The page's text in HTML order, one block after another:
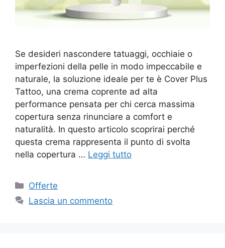
Se desideri nascondere tatuaggi, occhiaie o
imperfezioni della pelle in modo impeccabile e
naturale, la soluzione ideale per te è Cover Plus
Tattoo, una crema coprente ad alta
performance pensata per chi cerca massima
copertura senza rinunciare a comfort e
naturalità. In questo articolo scoprirai perché
questa crema rappresenta il punto di svolta
nella copertura … Leggi tutto
Categorie
Offerte
Lascia un commento